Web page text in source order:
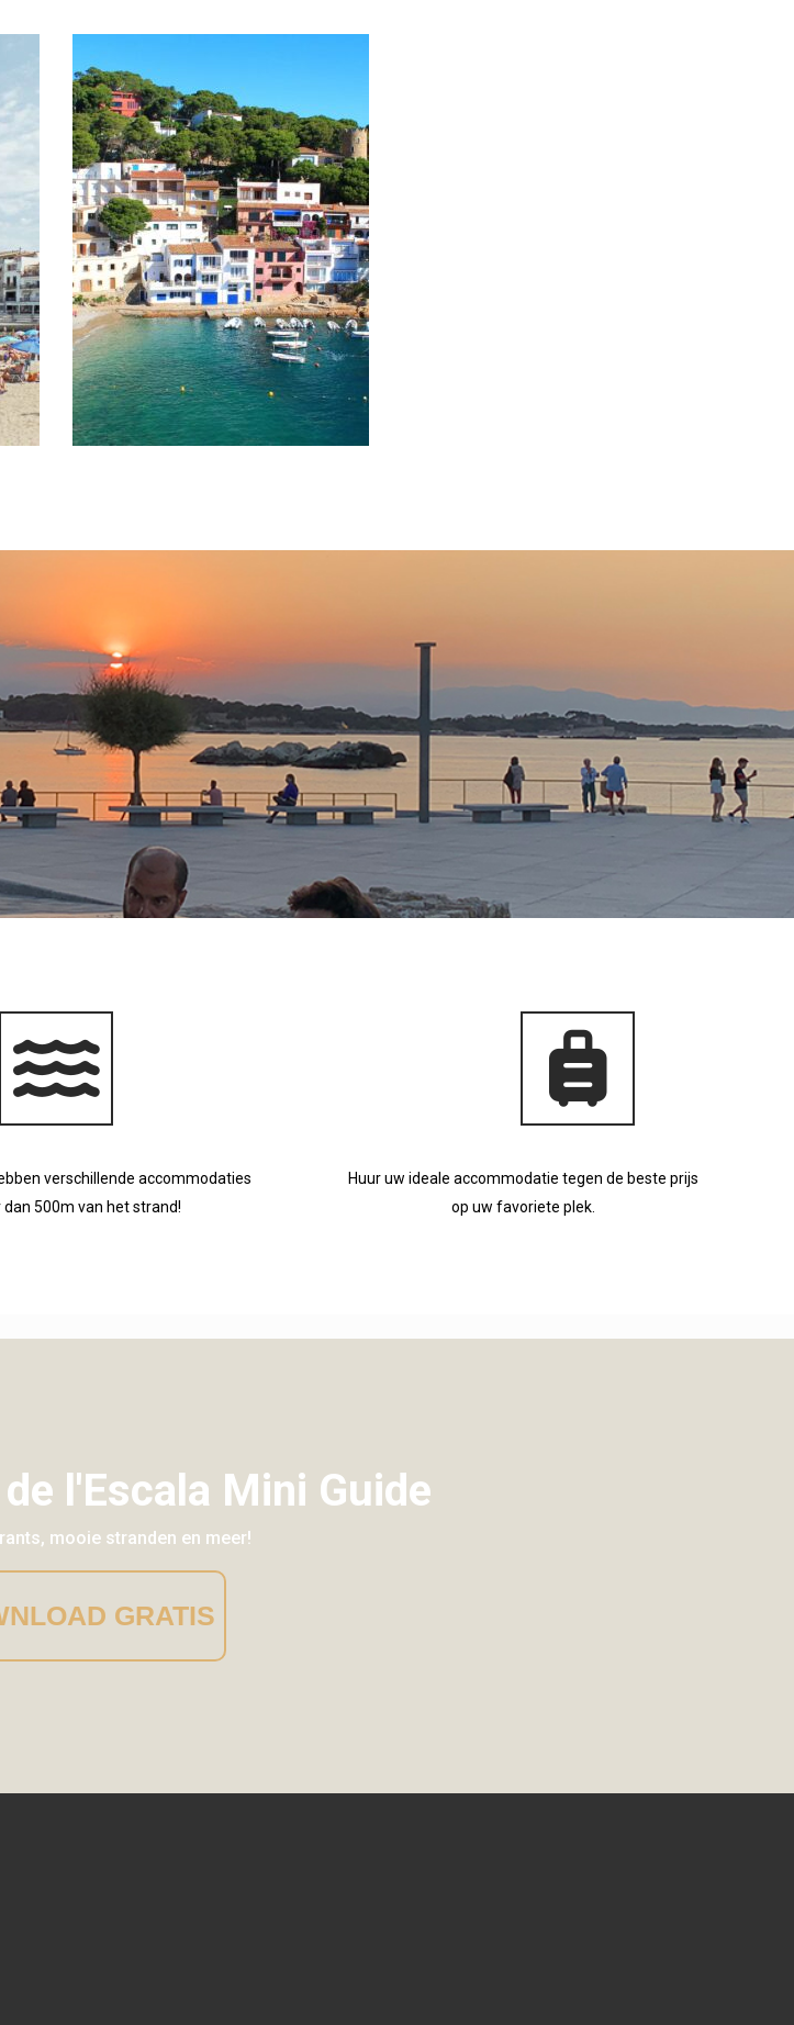
verschillende accommodaties
500m van het strand!
Huur uw ideale accommodatie tegen de beste prijs
op uw favoriete plek.
l'Escala Mini Guide
mooie stranden en meer!
GRATIS